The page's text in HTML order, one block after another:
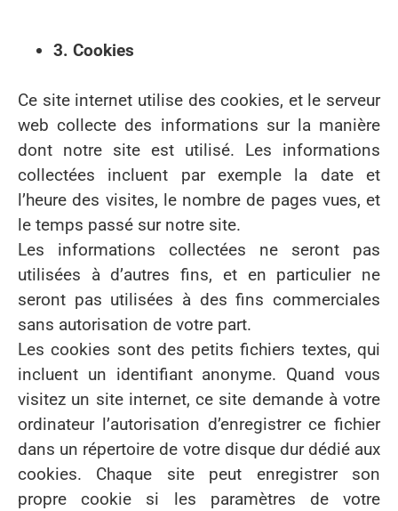
3. Cookies
Ce site internet utilise des cookies, et le serveur
web collecte des informations sur la manière
dont notre site est utilisé. Les informations
collectées incluent par exemple la date et
l’heure des visites, le nombre de pages vues, et
le temps passé sur notre site.
Les informations collectées ne seront pas
utilisées à d’autres fins, et en particulier ne
seront pas utilisées à des fins commerciales
sans autorisation de votre part.
Les cookies sont des petits fichiers textes, qui
incluent un identifiant anonyme. Quand vous
visitez un site internet, ce site demande à votre
ordinateur l’autorisation d’enregistrer ce fichier
dans un répertoire de votre disque dur dédié aux
cookies. Chaque site peut enregistrer son
propre cookie si les paramètres de votre